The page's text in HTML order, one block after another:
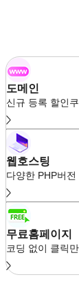
도메인
신규 등록 할인
웹호스팅
다양한 PHP버
무료홈페이지
코딩 없이 클릭